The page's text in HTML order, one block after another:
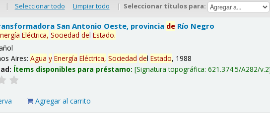
| Seleccionar todo Limpiar todo | Seleccionar títulos para:
San Antonio Oeste, provincia de Río Negro
Eléctrica, Sociedad delEstado.
Aires:Agua y Energía Eléctrica, Sociedad delEstado, 1988
Ítems disponibles para préstamo: Signatura topográfica:621.374.5/A282/v.2
Agregar al carrito